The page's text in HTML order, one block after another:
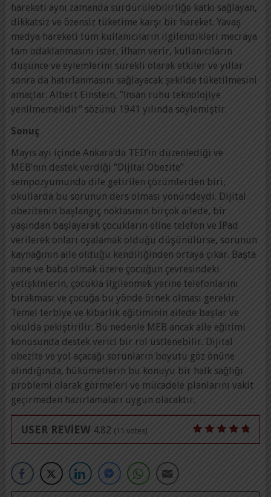
hareketi aynı zamanda sürdürülebilirliğe katkı sağlayan,
dikkatsiz ve özensiz tüketime karşı bir hareket. Yavaş
medya hareketi tüm kullanıcıların ilgilendikleri mecraya
tam odaklanmasını ister, ilham verir, kullanıcıların
düşünce ve eylemlerini sürekli olarak etkiler ve yıllar
sonra da hatırlanmasını sağlayacak şekilde tüketilmesini
amaçlar. Albert Einstein, “İnsan ruhu teknolojiye
yenilmemelidir” sözünü 1941 yılında söylemiştir.
Sonuç
Mayıs ayı içinde Ankara’da TED’in düzenlediği ve
MEB’nın destek verdiği “Dijital Obezite”
sempozyumunda dile getirilen çözümlerden biri,
okullarda bu sorunun ders olması yönündeydi. Dijital
obezitenin başlangıç noktasının birçok ailede, bir
yaşından başlayarak çocukların eline telefon ve IPad
verilerek onları oyalamak olduğu düşünülürse, sorunun
kaynağının aile olduğu kendiliğinden ortaya çıkar. Başta
anne ve baba olmak üzere çocuğun çevresindeki
yetişkinlerin, çocukla ilgilenmek yerine telefonlarını
bırakması ve çocuğa bu yönde örnek olması gerekir.
Temel terbiye ve kibarlık eğitiminin ailede başlar ve
okulda pekiştirilir. Bu nedenle MEB ancak aile eğitimi
konusunda destek verici bir rol üstlenebilir. Dijital
obezite ve yol açacağı sorunların boyutu göz önüne
alındığında, hükümetlerin bu konuyu bir halk sağlığı
problemi olarak görmeleri ve mücadele planlarını vakit
geçirmeden hazırlamaları uygun olacaktır.
USER REVIEW 4.82 (11 votes)